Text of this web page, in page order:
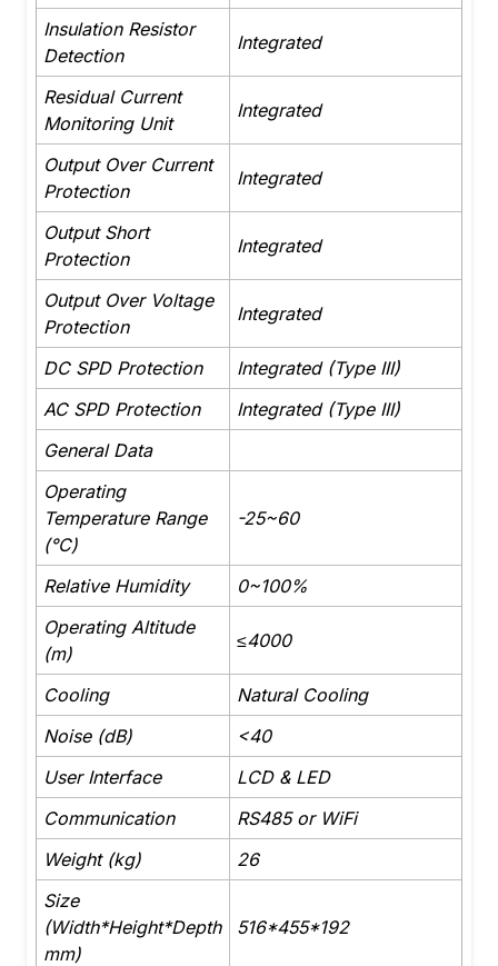
Insulation Resistor
Detection
Integrated
Residual Current
Monitoring Unit
Integrated
Output Over Current
Protection
Integrated
Output Short
Protection
Integrated
Output Over Voltage
Protection
Integrated
DC SPD Protection
Integrated (Type III)
AC SPD Protection
Integrated (Type III)
General Data
Operating
Temperature Range
(°C)
-25~60
Relative Humidity
0~100%
Operating Altitude
(m)
≤4000
Cooling
Natural Cooling
Noise (dB)
<40
User Interface
LCD & LED
Communication
RS485 or WiFi
Weight (kg)
26
Size
(Width*Height*Depth
mm)
516*455*192